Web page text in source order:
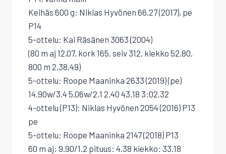
Keihäs 600 g: Niklas Hyvönen 66,27 (2017), pe
P14
5-ottelu: Kai Räsänen 3063 (2004)
(80 m aj 12,07, kork 165, seiv 312, kiekko 52.80,
800 m 2.38,49)
5-ottelu: Roope Maaninka 2633 (2019) (pe)
14.90w/3.4 5.06w/2.1 2.40 43.18 3:02.32
4-ottelu (P13): Niklas Hyvönen 2054 (2016) P13
pe
5-ottelu: Roope Maaninka 2147 (2018) P13
60 m aj: 9.90/1.2 pituus: 4.38 kiekko: 33.18